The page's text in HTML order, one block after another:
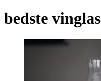
bedste vinglas